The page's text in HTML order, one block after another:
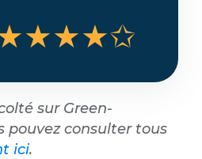
sur Green-
pouvez consulter tous
ici.